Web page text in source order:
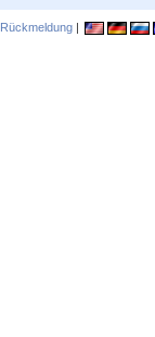
Rückmeldung |